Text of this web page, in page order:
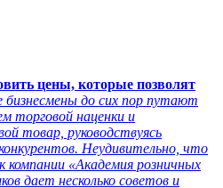
цены, которые позволят
бизнесмены до сих пор путают
торговой наценки и
товар, руководствуясь
Неудивительно, что
«Академия розничных
дает несколько советов и